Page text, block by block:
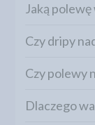
Jaką
Czy dripy
Czy polewy
Dlaczego